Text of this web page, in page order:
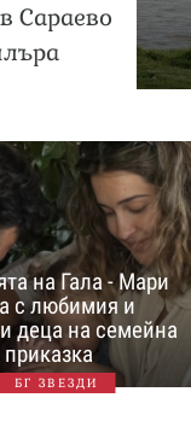
Сараево
на Гала - Мари
с любимия и
деца на семейна
БГ ЗВЕЗДИ